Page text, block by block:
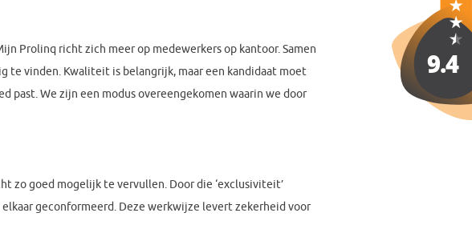
Prolinq richt zich meer op medewerkers op kantoor. Samen
te vinden. Kwaliteit is belangrijk, maar een kandidaat moet
past. We zijn een modus overeengekomen waarin we door
zo goed mogelijk te vervullen. Door die ‘exclusiviteit’
geconformeerd. Deze werkwijze levert zekerheid voor